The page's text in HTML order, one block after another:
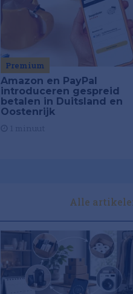
Premium
Amazon en PayPal
introduceren gespreid
betalen in Duitsland en
Oostenrijk
Alle